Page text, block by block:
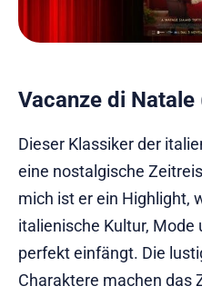
Vacanze di Natale
Dieser Klassiker der
eine nostalgische
mich ist er ein Highlight,
italienische Kultur, Mode
perfekt einfängt. Die
Charaktere machen das